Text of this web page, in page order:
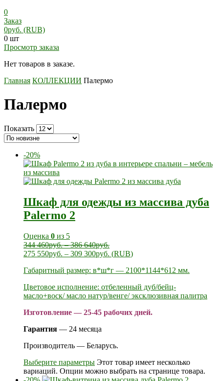
0
Заказ
0руб. (RUB)
0 шт
Просмотр заказа
Нет товаров в заказе.
Главная КОЛЛЕКЦИИ Палермо
Палермо
Показать
-20%
Шкаф для одежды из массива дуба
Palermo 2
Оценка 0 из 5
344 460руб.–386 640руб.
275 550руб. – 309 300руб. (RUB)
Габаритный размер: в*ш*г — 2100*1144*612 мм.
Цветовое исполнение: отбеленный дуб/бейц-
масло+воск/ масло натур/венге/ эксклюзивная палитра
Изготовление — 25-45 рабочих дней.
Гарантия — 24 месяца
Производитель — Беларусь.
Выберите параметры Этот товар имеет несколько
вариаций. Опции можно выбрать на странице товара.